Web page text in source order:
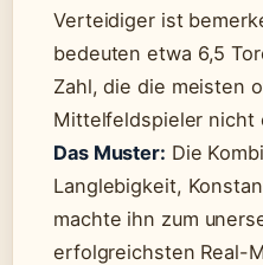
Verteidiger ist
bedeuten etwa 6,5
Zahl, die die meisten
Mittelfeldspieler nicht
Das Muster: Die
Langlebigkeit,
machte ihn zum
erfolgreichsten Real-